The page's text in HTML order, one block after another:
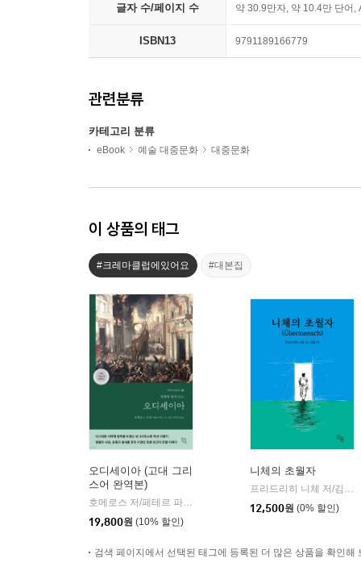
글자 수/페이지 수 약 30.9만자, 약 10.4만 단어
ISBN13 9791189166779
관련분류
카테고리 분류
eBook 예술 대중문화 대중문화
이 상품의 태그
#크레마클럽에있어요 #대본집
오디세이아 (고대 그리
스어 완역본)
| 현대지성
19,800원 (10% 할인)
니체의 초월자
12,500원 (0% 할인)
검색 페이지에서 선택된 태그에 등록된 더 많은 상품을 확인해